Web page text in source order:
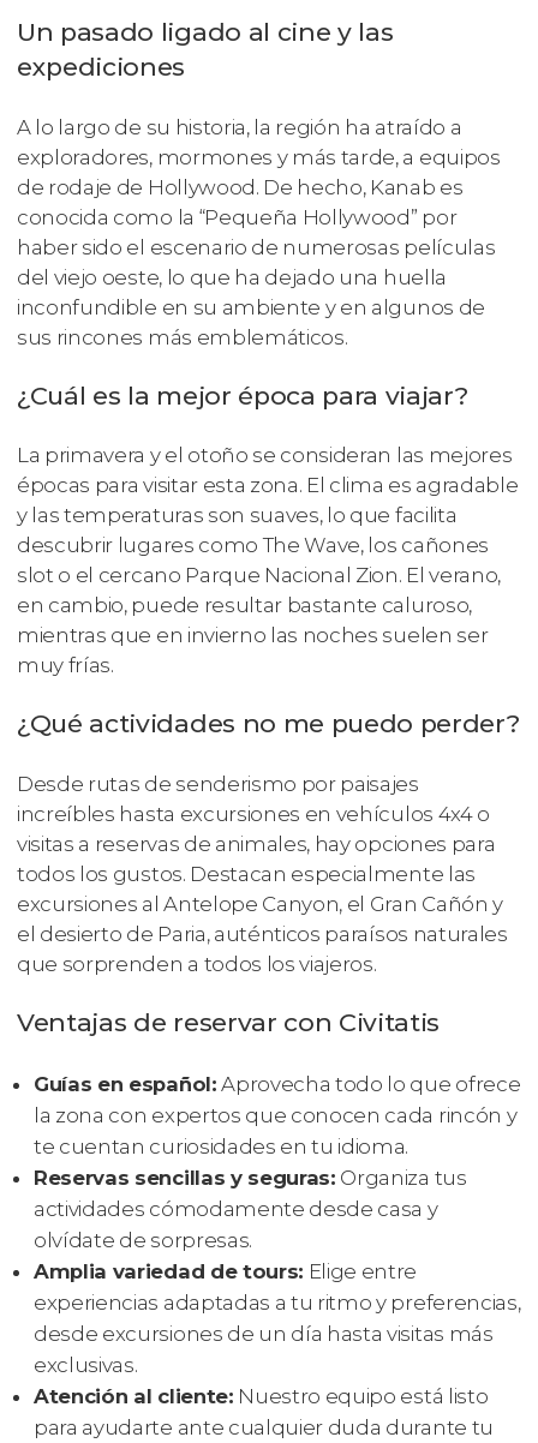
Un pasado ligado al cine y las
expediciones
A lo largo de su historia, la región ha atraído a
exploradores, mormones y más tarde, a equipos
de rodaje de Hollywood. De hecho, Kanab es
conocida como la “Pequeña Hollywood” por
haber sido el escenario de numerosas películas
del viejo oeste, lo que ha dejado una huella
inconfundible en su ambiente y en algunos de
sus rincones más emblemáticos.
¿Cuál es la mejor época para viajar?
La primavera y el otoño se consideran las mejores
épocas para visitar esta zona. El clima es agradable
y las temperaturas son suaves, lo que facilita
descubrir lugares como The Wave, los cañones
slot o el cercano Parque Nacional Zion. El verano,
en cambio, puede resultar bastante caluroso,
mientras que en invierno las noches suelen ser
muy frías.
¿Qué actividades no me puedo perder?
Desde rutas de senderismo por paisajes
increíbles hasta excursiones en vehículos 4x4 o
visitas a reservas de animales, hay opciones para
todos los gustos. Destacan especialmente las
excursiones al Antelope Canyon, el Gran Cañón y
el desierto de Paria, auténticos paraísos naturales
que sorprenden a todos los viajeros.
Ventajas de reservar con Civitatis
Guías en español: Aprovecha todo lo que ofrece
la zona con expertos que conocen cada rincón y
te cuentan curiosidades en tu idioma.
Reservas sencillas y seguras: Organiza tus
actividades cómodamente desde casa y
olvídate de sorpresas.
Amplia variedad de tours: Elige entre
experiencias adaptadas a tu ritmo y preferencias,
desde excursiones de un día hasta visitas más
exclusivas.
Atención al cliente: Nuestro equipo está listo
para ayudarte ante cualquier duda durante tu